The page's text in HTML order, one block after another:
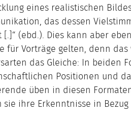
eines realistischen
das dessen
[.]“ (ebd.). Dies kann aber
für Vorträge gelten, denn
das Gleiche: In beiden
Positionen und
üben in diesen
sie ihre Erkenntnisse in